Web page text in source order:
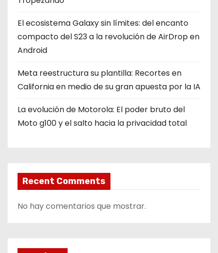
El ecosistema Galaxy sin límites: del encanto
compacto del S23 a la revolución de AirDrop en
Android
Meta reestructura su plantilla: Recortes en
California en medio de su gran apuesta por la IA
La evolución de Motorola: El poder bruto del
Moto g100 y el salto hacia la privacidad total
Recent Comments
No hay comentarios que mostrar.